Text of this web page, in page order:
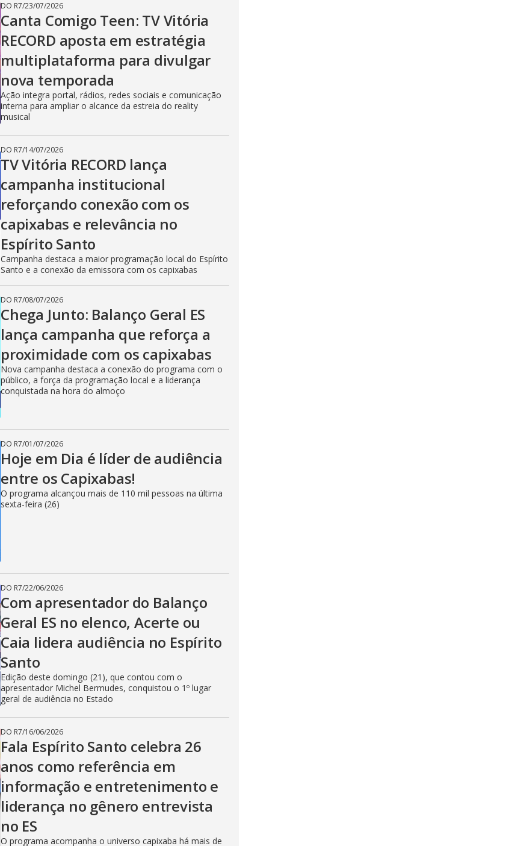
DO R7/23/07/2026
Canta Comigo Teen: TV Vitória
RECORD aposta em estratégia
multiplataforma para divulgar
nova temporada
Ação integra portal, rádios, redes sociais e comunicação
interna para ampliar o alcance da estreia do reality
musical
DO R7/14/07/2026
TV Vitória RECORD lança
campanha institucional
reforçando conexão com os
capixabas e relevância no
Espírito Santo
Campanha destaca a maior programação local do Espírito
Santo e a conexão da emissora com os capixabas
DO R7/08/07/2026
Chega Junto: Balanço Geral ES
lança campanha que reforça a
proximidade com os capixabas
Nova campanha destaca a conexão do programa com o
público, a força da programação local e a liderança
conquistada na hora do almoço
DO R7/01/07/2026
Hoje em Dia é líder de audiência
entre os Capixabas!
O programa alcançou mais de 110 mil pessoas na última
sexta-feira (26)
DO R7/22/06/2026
Com apresentador do Balanço
Geral ES no elenco, Acerte ou
Caia lidera audiência no Espírito
Santo
Edição deste domingo (21), que contou com o
apresentador Michel Bermudes, conquistou o 1º lugar
geral de audiência no Estado
DO R7/16/06/2026
Fala Espírito Santo celebra 26
anos como referência em
informação e entretenimento e
liderança no gênero entrevista
no ES
O programa acompanha o universo capixaba há mais de